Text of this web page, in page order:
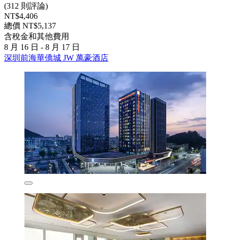
(312 則評論)
NT$4,406
總價 NT$5,137
含稅金和其他費用
8 月 16 日 - 8 月 17 日
深圳前海華僑城 JW 萬豪酒店